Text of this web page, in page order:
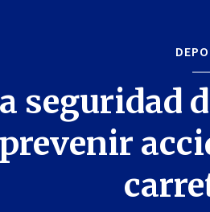
seguridad
prevenir